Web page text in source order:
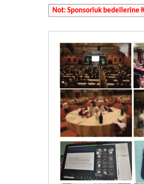
Not: Sponsorluk bedellerine